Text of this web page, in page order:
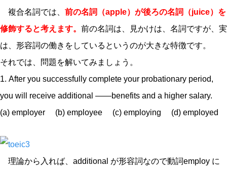
複合名詞では、 前の名詞（apple）が後ろの名詞（juice）を
修飾すると考えます。 前の名詞は、見かけは、名詞ですが、実
は、形容詞の働きをしているというのが大きな特徴です。
それでは、問題を解いてみましょう。
1. After you successfully complete your probationary period,
you will receive additional ——benefits and a higher salary.
(a) employer (b) employee (c) employing (d) employed
理論から入れば、additional が形容詞なので動詞employ に